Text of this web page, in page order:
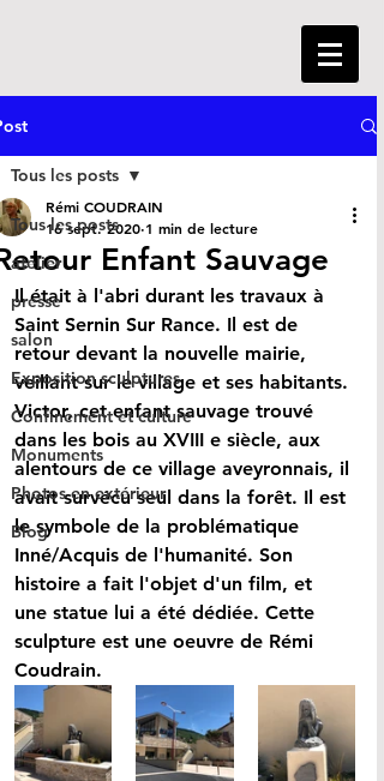
Tous les posts
atelier
presse
salon
Exposition sculptures
Confinement et culture
Monuments
Photos en extérieur
Blog
Tous les posts
Enfant Sauvage
Rémi COUDRAIN
16 sept. 2020 1 min de lecture
Il était à l'abri durant les travaux à
Saint Sernin Sur Rance. Il est de
retour devant la nouvelle mairie,
veillant sur le village et ses habitants.
Victor, cet enfant sauvage trouvé
dans les bois au XVIII e siècle, aux
alentours de ce village aveyronnais, il
avait survécu seul dans la forêt. Il est
le symbole de la problématique
Inné/Acquis de l'humanité. Son
histoire a fait l'objet d'un film, et
une statue lui a été dédiée. Cette
sculpture est une oeuvre de Rémi
Coudrain.